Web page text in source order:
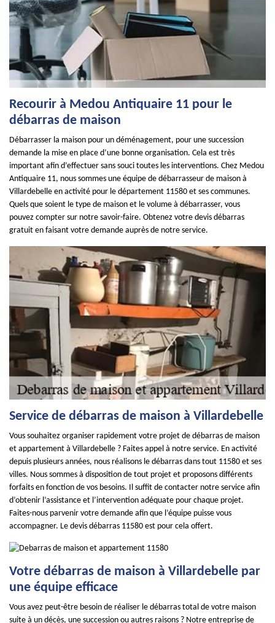
Recourir à Medou Antiquaire 11 pour le
débarras de maison
Débarrasser la maison pour un déménagement, pour une succession
demande la mise en place d’une bonne organisation. Cela est très
important afin d’effectuer sans souci toutes les interventions. Chez Medou
Antiquaire 11, nous sommes une équipe de débarrasseur de maison à
Villardebelle en activité pour le département 11580 et ses communes.
Quels que soient le type de maison et le volume à débarrasser, vous
pouvez compter sur notre savoir-faire. Obtenez votre devis débarras
gratuit en faisant votre demande auprès de notre service.
Service de débarras de maison à Villardebelle
Vous souhaitez organiser rapidement votre projet de débarras de maison
et appartement à Villardebelle ? Faites appel à notre service. En activité
depuis plusieurs années, nous réalisons le débarras dans tout 11580 et ses
villes. Nous sommes à disposition de tout projet et proposons différents
forfaits en fonction de vos besoins. Il suffit de contacter notre service afin
d’obtenir l’assistance et l’intervention adéquate pour chaque projet.
Faites-nous parvenir votre demande afin que l’équipe puisse vous
accompagner. Le devis débarras 11580 est pour cela offert.
Votre débarras de maison à Villardebelle par
une équipe efficace
Vous avez peut-être besoin de réaliser le débarras total de votre maison
suite à un décès, une succession ou autres raisons ? Notre entreprise de